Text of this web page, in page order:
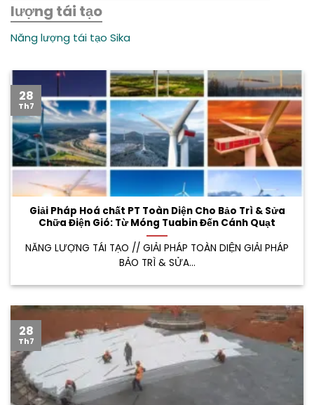
lượng tái tạo
Năng lượng tái tạo Sika
Giải Pháp Hoá chất PT Toàn Diện Cho Bảo Trì & Sửa
Chữa Điện Gió: Từ Móng Tuabin Đến Cánh Quạt
NĂNG LƯỢNG TÁI TẠO // GIẢI PHÁP TOÀN DIỆN GIẢI PHÁP
BẢO TRÌ & SỬA...
28
Th7
28
Th7